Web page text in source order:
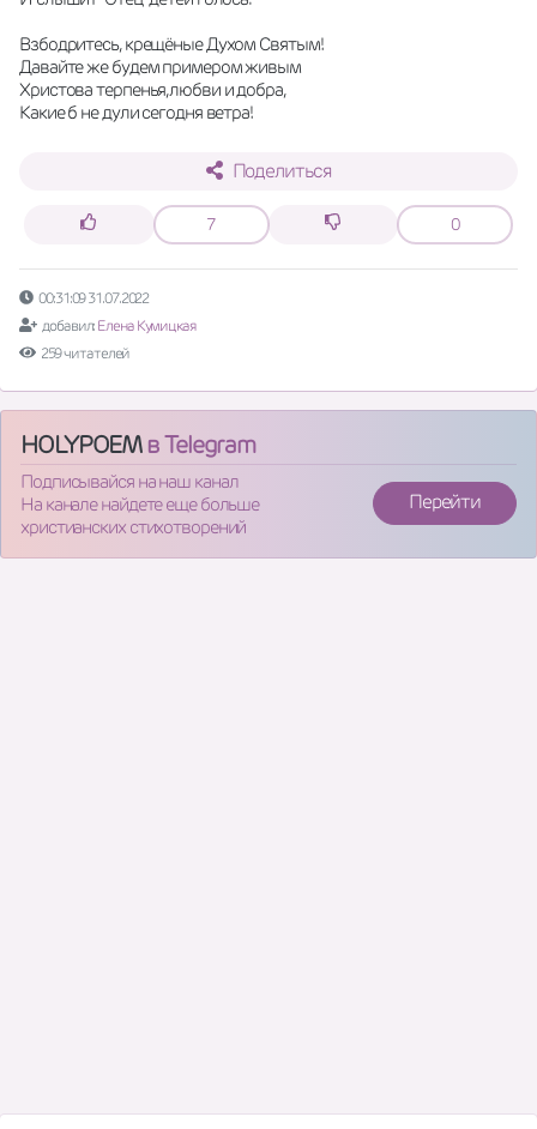
Взбодритесь, крещёные Духом Святым!
Давайте же будем примером живым
Христова терпенья,любви и добра,
Какие б не дули сегодня ветра!
Поделиться
7 0
00:31:09 31.07.2022
добавил: Елена Кумицкая
259 читателей
HOLYPOEMв Telegram
Подписывайся на наш канал
На канале найдете еще больше
христианских стихотворений
Перейти